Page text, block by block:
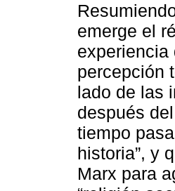
emerge el
experiencia
percepción
lado de las
después
tiempo
historia”, y
Marx para